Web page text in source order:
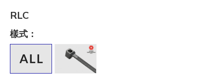
全選
長 L mm / inch
寬 W mm / inch
RLC
樣式：